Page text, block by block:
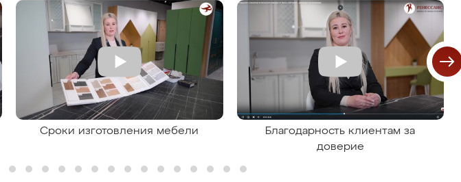
Сроки изготовления мебели
Благодарность клиентам за
доверие